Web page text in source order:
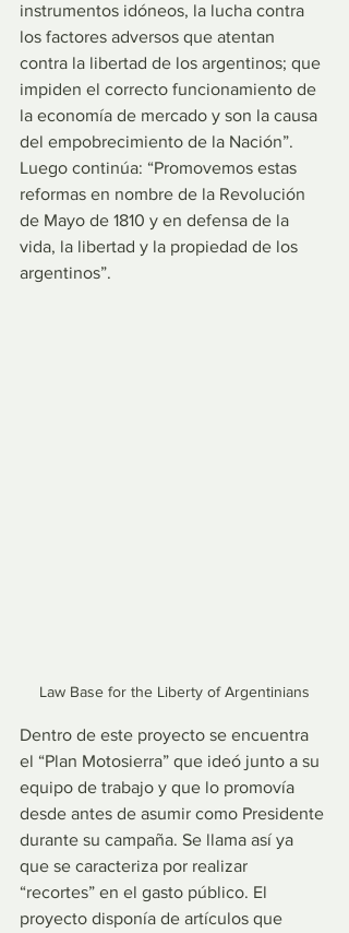
instrumentos idóneos, la lucha contra
los factores adversos que atentan
contra la libertad de los argentinos; que
impiden el correcto funcionamiento de
la economía de mercado y son la causa
del empobrecimiento de la Nación”.
Luego continúa: “Promovemos estas
reformas en nombre de la Revolución
de Mayo de 1810 y en defensa de la
vida, la libertad y la propiedad de los
argentinos”.
Law Base for the Liberty of Argentinians
Dentro de este proyecto se encuentra
el “Plan Motosierra” que ideó junto a su
equipo de trabajo y que lo promovía
desde antes de asumir como Presidente
durante su campaña. Se llama así ya
que se caracteriza por realizar
“recortes” en el gasto público. El
proyecto disponía de artículos que